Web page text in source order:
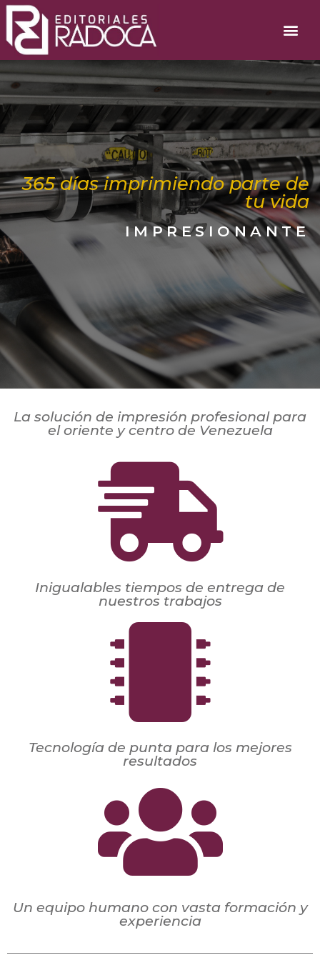
365 días imprimiendo parte de
tu vida
IMPRESIONANTE
La solución de impresión profesional para
el oriente y centro de Venezuela
Inigualables tiempos de entrega de
nuestros trabajos
Tecnología de punta para los mejores
resultados
Un equipo humano con vasta formación y
experiencia